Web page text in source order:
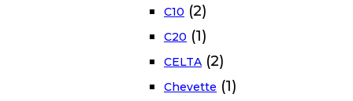
C10 (2)
C20 (1)
CELTA (2)
Chevette (1)